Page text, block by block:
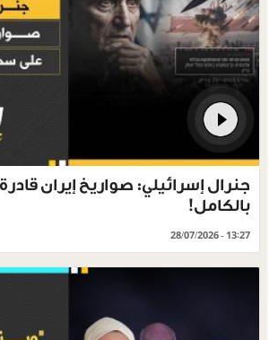
جنرال إسرائيلي: صواريخ إيران
بالكامل!
28/07/2026 - 13:27